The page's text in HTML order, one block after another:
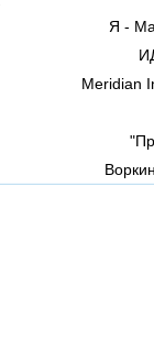
Я -
Meridian